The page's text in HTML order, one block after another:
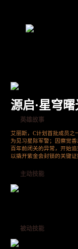
源启·星穹
英雄故事
艾丽斯，C计划首批成员之
为见习星际军警；因察觉香
百年前闭关的异常，开始追
以撬开紫金会封锁的关键证
主动技能
被动技能